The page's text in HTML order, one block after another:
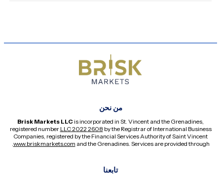
من نحن
Brisk Markets LLC is incorporated in St. Vincent and the Grenadines,
registered number
2608 LLC 2022 by the Registrar of International Business
Companies, registered by the Financial Services Authority of Saint Vincent
and the Grenadines. Services are provided through
www.briskmarkets.com
تابعنا